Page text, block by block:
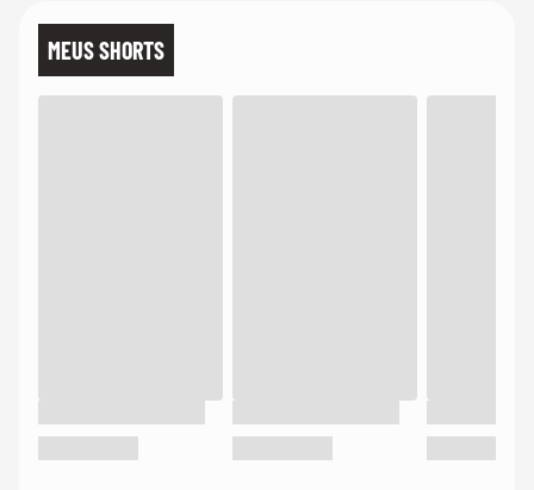
MEUS SHORTS